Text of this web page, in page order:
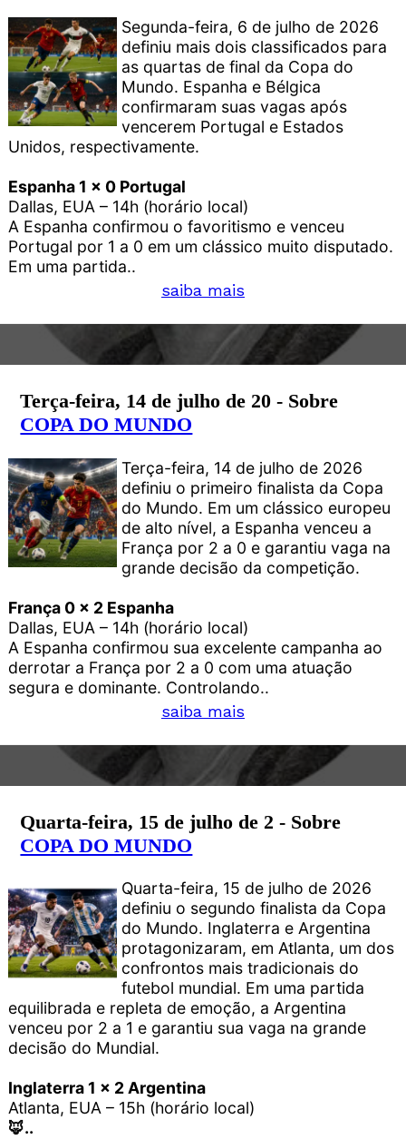
Segunda-feira, 6 de julho de 2026
definiu mais dois classificados para
as quartas de final da Copa do
Mundo. Espanha e Bélgica
confirmaram suas vagas após
vencerem Portugal e Estados
Unidos, respectivamente.
Espanha 1 x 0 Portugal
Dallas, EUA – 14h (horário local)
A Espanha confirmou o favoritismo e venceu
Portugal por 1 a 0 em um clássico muito disputado.
Em uma partida..
saiba mais
Terça-feira, 14 de julho de 20 - Sobre
COPA DO MUNDO
Terça-feira, 14 de julho de 2026
definiu o primeiro finalista da Copa
do Mundo. Em um clássico europeu
de alto nível, a Espanha venceu a
França por 2 a 0 e garantiu vaga na
grande decisão da competição.
França 0 x 2 Espanha
Dallas, EUA – 14h (horário local)
A Espanha confirmou sua excelente campanha ao
derrotar a França por 2 a 0 com uma atuação
segura e dominante. Controlando..
saiba mais
Quarta-feira, 15 de julho de 2 - Sobre
COPA DO MUNDO
Quarta-feira, 15 de julho de 2026
definiu o segundo finalista da Copa
do Mundo. Inglaterra e Argentina
protagonizaram, em Atlanta, um dos
confrontos mais tradicionais do
futebol mundial. Em uma partida
equilibrada e repleta de emoção, a Argentina
venceu por 2 a 1 e garantiu sua vaga na grande
decisão do Mundial.
Inglaterra 1 x 2 Argentina
Atlanta, EUA – 15h (horário local)
🦊..